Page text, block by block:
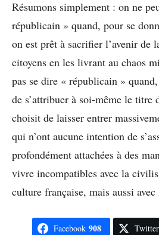
Résumons simplement : on ne
républicain » quand, pour se
on est prêt à sacrifier l’avenir de
citoyens en les livrant au chaos
pas se dire « républicain »
de s’attribuer à soi-même le titre
choisit de laisser entrer
qui n’ont aucune intention de
profondément attachées à des
vivre incompatibles avec la
culture française, mais aussi
Facebook 908 Twitter